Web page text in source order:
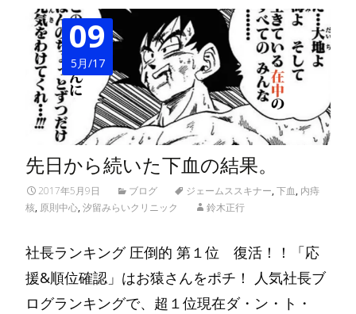
09
5月/17
先日から続いた下血の結果。
2017年5月9日 ブログ ジェームススキナー,下血, 内痔
核, 原則中心,汐留みらいクリニック 鈴木正行
社長ランキング 圧倒的 第１位 復活！！「応
援&順位確認」はお猿さんをポチ！ 人気社長ブ
ログランキングで、超１位現在ダ・ン・ト・